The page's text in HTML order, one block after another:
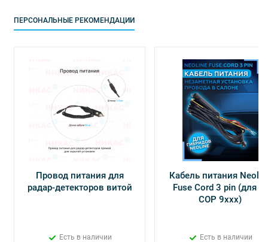
ПЕРСОНАЛЬНЫЕ РЕКОМЕНДАЦИИ
Провод питания для
радар-детекторов витой
Есть в наличии
Кабель питания
Fuse Cord 3 pin (для Х-
СОР 9ххх)
Есть в наличии